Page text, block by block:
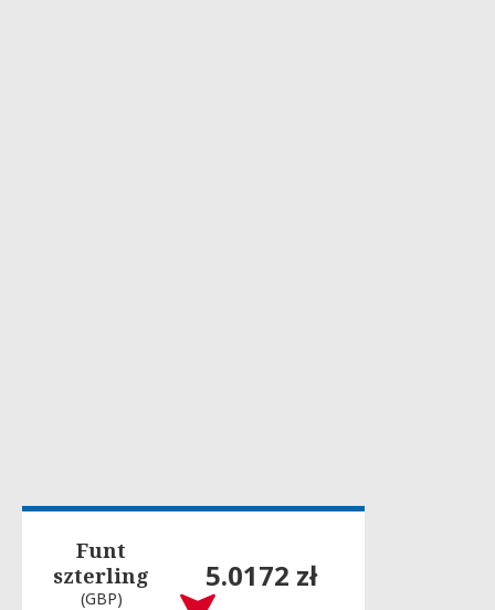
Funt
szterling
(GBP)
5.0172 zł